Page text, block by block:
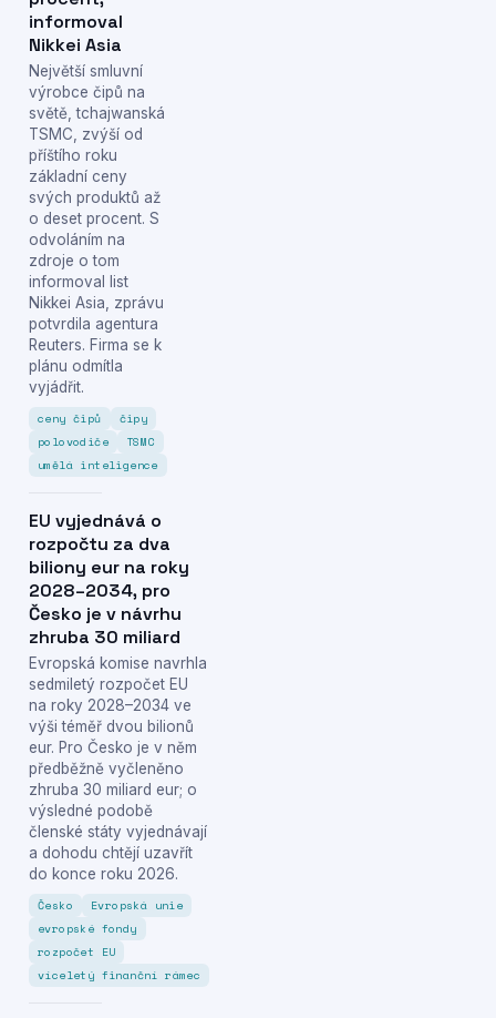
informoval
Nikkei Asia
Největší smluvní
výrobce čipů na
světě, tchajwanská
TSMC, zvýší od
příštího roku
základní ceny
svých produktů až
o deset procent. S
odvoláním na
zdroje o tom
informoval list
Nikkei Asia, zprávu
potvrdila agentura
Reuters. Firma se k
plánu odmítla
vyjádřit.
ceny čipů
čipy
polovodiče
TSMC
umělá inteligence
EU vyjednává o
rozpočtu za dva
biliony eur na roky
2028–2034, pro
Česko je v návrhu
zhruba 30 miliard
Evropská komise navrhla
sedmiletý rozpočet EU
na roky 2028–2034 ve
výši téměř dvou bilionů
eur. Pro Česko je v něm
předběžně vyčleněno
zhruba 30 miliard eur; o
výsledné podobě
členské státy vyjednávají
a dohodu chtějí uzavřít
do konce roku 2026.
Česko
Evropská unie
evropské fondy
rozpočet EU
víceletý finanční rámec